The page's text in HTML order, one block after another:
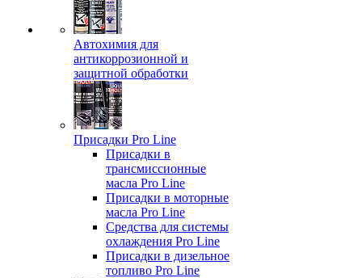
Автохимия для
антикоррозионной и
защитной обработки
Присадки Pro Line
Присадки в
трансмиссионные
масла Pro Line
Присадки в моторные
масла Pro Line
Средства для системы
охлаждения Pro Line
Присадки в дизельное
топливо Pro Line